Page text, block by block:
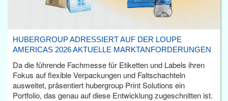
HUBERGROUP ADRESSIERT AUF DER LOUPE
AMERICAS 2026 AKTUELLE MARKTANFORDERUNGEN
Da die führende Fachmesse für Etiketten und Labels ihren
Fokus auf flexible Verpackungen und Faltschachteln
ausweitet, präsentiert hubergroup Print Solutions ein
Portfolio, das genau auf diese Entwicklung zugeschnitten ist.